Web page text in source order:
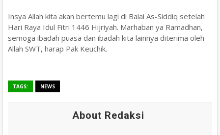
Insya Allah kita akan bertemu lagi di Balai As-Siddiq setelah
Hari Raya Idul Fitri 1446 Hijriyah. Marhaban ya Ramadhan,
semoga ibadah puasa dan ibadah kita lainnya diterima oleh
Allah SWT, harap Pak Keuchik.
TAGS: NEWS
About Redaksi